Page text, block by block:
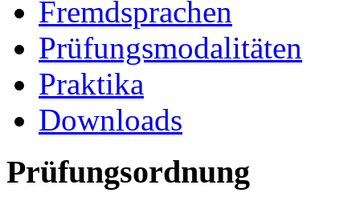
Fremdsprachen
Prüfungsmodalitäten
Praktika
Downloads
Prüfungsordnung